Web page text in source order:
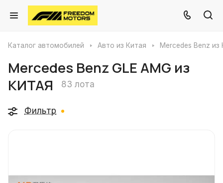
Каталог автомобилей Авто из Китая Mercedes Benz из
Mercedes Benz GLE AMG из
КИТАЯ
83 лота
Фильтр